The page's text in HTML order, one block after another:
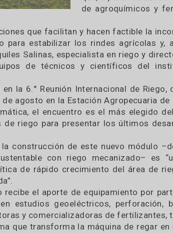
sustentable
agua y con
Entre otras
que, a partir de
de
que facilitan y hacen
para estabilizar los rindes
Salinas, especialista en riego
de técnicos y científicos
en la 6.° Reunión Internacional de
de agosto en la Estación
el encuentro es el más
de riego para presentar los
la construcción de este nuevo